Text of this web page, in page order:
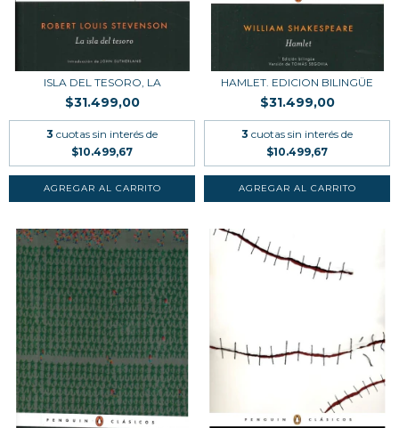
ISLA DEL TESORO, LA
$31.499,00
3 cuotas sin interés de
$10.499,67
HAMLET. EDICION BILINGÜE
$31.499,00
3 cuotas sin interés de
$10.499,67